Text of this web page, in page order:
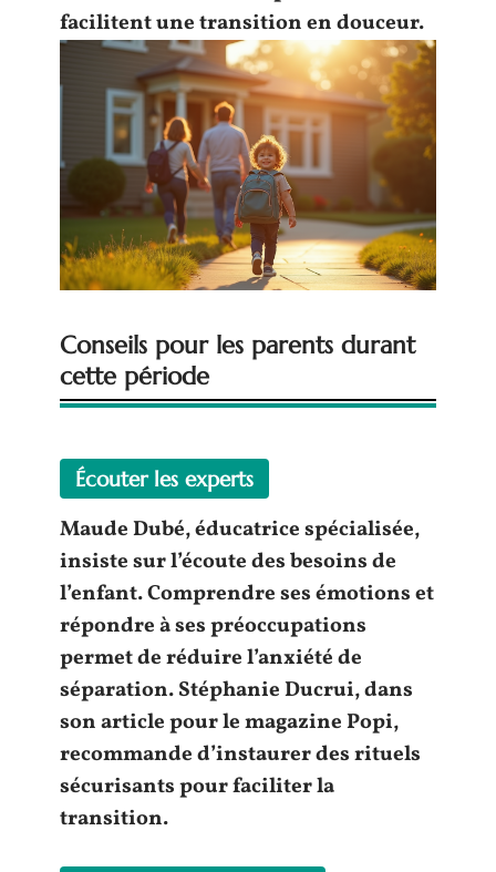
facilitent une transition en douceur.
Conseils pour les parents durant
cette période
Écouter les experts
Maude Dubé, éducatrice spécialisée,
insiste sur l’écoutedes besoins de
l’enfant. Comprendre sesémotionset
répondre à ses préoccupations
permet de réduire l’anxiété de
séparation. Stéphanie Ducrui, dans
son article pour le magazine Popi,
recommande d’instaurer des rituels
sécurisantspour faciliter la
transition.